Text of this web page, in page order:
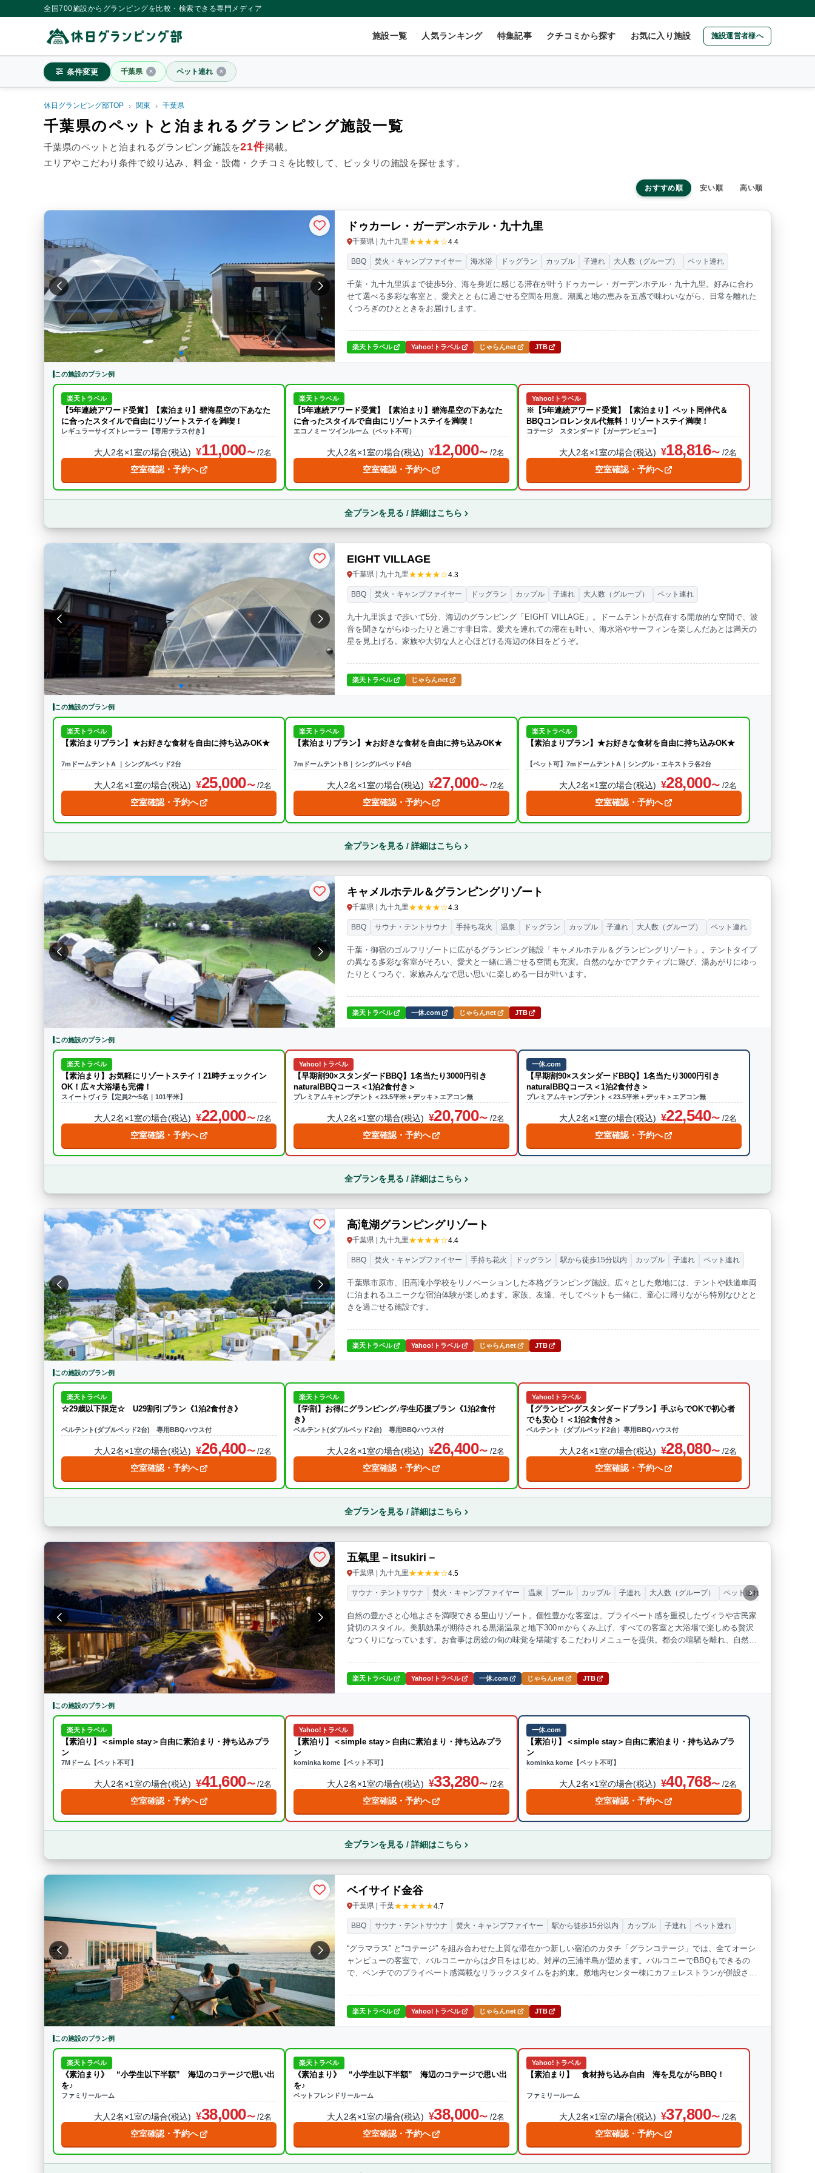
全国700施設からグランピングを比較・検索できる専門メディア
施設一覧 人気ランキング 特集記事 クチコミから探す お気に入り施設 施設運営者様へ
条件変更 千葉県 ペット連れ
千葉県
シチュエーション
大人数(グループ)
ペット連れ
ドームテント コットンテント コテージ・ロッジ バンガロー・キャビン
1組限定貸切
特徴・アクティビティ
BBQ サウナ・テントサウナ 焚火・キャンプファイヤー 手持ち花火 温泉
駅から徒歩15分以内 駅から送迎あり
条件をクリア
休日グランピング部TOP 関東 千葉県
千葉県のペットと泊まれるグランピング施設一覧
千葉県のペットと泊まれるグランピング施設を21件掲載。
エリアやこだわり条件で絞り込み、料金・設備・クチコミを比較して、ピッタリの施設を探せます。
おすすめ順 安い順 高い順
ドゥカーレ・ガーデンホテル・九十九里
千葉県 | 九十九里★★★★☆4.4
千葉・九十九里浜まで徒歩5分、海を身近に感じる滞在が叶うドゥカーレ・ガーデンホテル・九十九里。好みに合わ
せて選べる多彩な客室と、愛犬とともに過ごせる空間を用意。潮風と地の恵みを五感で味わいながら、日常を離れた
くつろぎのひとときをお届けします。
BBQ 焚火・キャンプファイヤー 海水浴 ドッグラン カップル 子連れ 大人数（グループ） ペット連れ
楽天トラベル Yahoo!トラベル じゃらんnet JTB
この施設のプラン例
楽天トラベル
【5年連続アワード受賞】【素泊まり】碧海星空の下あなた
に合ったスタイルで自由にリゾートステイを満喫！
レギュラーサイズトレーラー【専用テラス付き】
大人2名×1室の場合(税込) 11,000 /2名
空室確認・予約へ
楽天トラベル
【5年連続アワード受賞】【素泊まり】碧海星空の下あなた
に合ったスタイルで自由にリゾートステイを満喫！
エコノミー ツインルーム（ペット不可）
大人2名×1室の場合(税込) 12,000 /2名
空室確認・予約へ
Yahoo!トラベル
※【5年連続アワード受賞】【素泊まり】ペット同伴代＆
BBQコンロレンタル代無料！リゾートステイ満喫！
コテージ スタンダード【ガーデンビュー】
大人2名×1室の場合(税込) 18,816 /2名
空室確認・予約へ
全プランを見る / 詳細はこちら
EIGHT VILLAGE
千葉県 | 九十九里★★★★☆4.3
九十九里浜まで歩いて5分、海辺のグランピング「EIGHT VILLAGE」。ドームテントが点在する開放的な空間で、波
音を聞きながらゆったりと過ごす非日常。愛犬を連れての滞在も叶い、海水浴やサーフィンを楽しんだあとは満天の
星を見上げる。家族や大切な人と心ほどける海辺の休日をどうぞ。
BBQ 焚火・キャンプファイヤー ドッグラン カップル 子連れ 大人数（グループ） ペット連れ
楽天トラベル じゃらんnet
この施設のプラン例
楽天トラベル
【素泊まりプラン】★お好きな食材を自由に持ち込みOK★
7mドームテントA ｜シングルベッド2台
大人2名×1室の場合(税込) 25,000 /2名
空室確認・予約へ
楽天トラベル
【素泊まりプラン】★お好きな食材を自由に持ち込みOK★
7mドームテントB｜シングルベッド4台
大人2名×1室の場合(税込) 27,000 /2名
空室確認・予約へ
楽天トラベル
【素泊まりプラン】★お好きな食材を自由に持ち込みOK★
【ペット可】7mドームテントA｜シングル・エキストラ各2台
大人2名×1室の場合(税込) 28,000 /2名
空室確認・予約へ
全プランを見る / 詳細はこちら
キャメルホテル＆グランピングリゾート
千葉県 | 九十九里★★★★☆4.3
千葉・御宿のゴルフリゾートに広がるグランピング施設「キャメルホテル＆グランピングリゾート」。テントタイプ
の異なる多彩な客室がそろい、愛犬と一緒に過ごせる空間も充実。自然のなかでアクティブに遊び、湯あがりにゆっ
たりとくつろぐ、家族みんなで思い思いに楽しめる一日が叶います。
BBQ サウナ・テントサウナ 手持ち花火 温泉 ドッグラン カップル 子連れ 大人数（グループ） ペット連れ
楽天トラベル 一休.com じゃらんnet JTB
この施設のプラン例
楽天トラベル
【素泊まり】お気軽にリゾートステイ！21時チェックイン
OK！広々大浴場も完備！
スイートヴィラ【定員2〜5名｜101平米】
大人2名×1室の場合(税込) 22,000 /2名
空室確認・予約へ
Yahoo!トラベル
【早期割90×スタンダードBBQ】1名当たり3000円引き
naturalBBQコース＜1泊2食付き＞
プレミアムキャンプテント＜23.5平米＋デッキ＞エアコン無
大人2名×1室の場合(税込) 20,700 /2名
空室確認・予約へ
一休.com
【早期割90×スタンダードBBQ】1名当たり3000円引き
naturalBBQコース＜1泊2食付き＞
プレミアムキャンプテント＜23.5平米＋デッキ＞エアコン無
大人2名×1室の場合(税込) 22,540 /2名
空室確認・予約へ
全プランを見る / 詳細はこちら
高滝湖グランピングリゾート
千葉県 | 九十九里★★★★☆4.4
千葉県市原市、旧高滝小学校をリノベーションした本格グランピング施設。広々とした敷地には、テントや鉄道車両
に泊まれるユニークな宿泊体験が楽しめます。家族、友達、そしてペットも一緒に、童心に帰りながら特別なひとと
きを過ごせる施設です。
BBQ 焚火・キャンプファイヤー 手持ち花火 ドッグラン 駅から徒歩15分以内 カップル 子連れ ペット連れ
楽天トラベル Yahoo!トラベル じゃらんnet JTB
この施設のプラン例
楽天トラベル
☆29歳以下限定☆ U29割引プラン《1泊2食付き》
ベルテント(ダブルベッド2台) 専用BBQハウス付
大人2名×1室の場合(税込) 26,400 /2名
空室確認・予約へ
楽天トラベル
【学割】お得にグランピング♪学生応援プラン《1泊2食付
き》
ベルテント(ダブルベッド2台) 専用BBQハウス付
大人2名×1室の場合(税込) 26,400 /2名
空室確認・予約へ
Yahoo!トラベル
【グランピングスタンダードプラン】手ぶらでOKで初心者
でも安心！＜1泊2食付き＞
ベルテント（ダブルベッド2台）専用BBQハウス付
大人2名×1室の場合(税込) 28,080 /2名
空室確認・予約へ
全プランを見る / 詳細はこちら
五氣里－itsukiri－
千葉県 | 九十九里★★★★☆4.5
自然の豊かさと心地よさを満喫できる里山リゾート。個性豊かな客室は、プライベート感を重視したヴィラや古民家
貸切のスタイル。美肌効果が期待される黒湯温泉と地下300ｍからくみ上げ、すべての客室と大浴場で楽しめる贅沢
なつくりになっています。お食事は房総の旬の味覚を堪能するこだわりメニューを提供。都会の喧騒を離れ、自然に
サウナ・テントサウナ 焚火・キャンプファイヤー 温泉 プール カップル 子連れ 大人数（グループ） ペット連れ
楽天トラベル Yahoo!トラベル 一休.com じゃらんnet JTB
この施設のプラン例
楽天トラベル
【素泊り】＜simple stay＞自由に素泊まり・持ち込みプラ
ン
7Mドーム【ペット不可】
大人2名×1室の場合(税込) 41,600 /2名
空室確認・予約へ
Yahoo!トラベル
【素泊り】＜simple stay＞自由に素泊まり・持ち込みプラ
ン
kominka kome【ペット不可】
大人2名×1室の場合(税込) 33,280 /2名
空室確認・予約へ
一休.com
【素泊り】＜simple stay＞自由に素泊まり・持ち込みプラ
ン
kominka kome【ペット不可】
大人2名×1室の場合(税込) 40,768 /2名
空室確認・予約へ
全プランを見る / 詳細はこちら
ベイサイド金谷
千葉県 | 千葉★★★★★4.7
“グラマラス” と“コテージ” を組み合わせた上質な滞在かつ新しい宿泊のカタチ「グランコテージ」では、全てオーシ
ャンビューの客室で、バルコニーからは夕日をはじめ、対岸の三浦半島が望めます。バルコニーでBBQもできるの
で、ベンチでのプライベート感満載なリラックスタイムをお約束。敷地内センター棟にカフェレストランが併設され
BBQ サウナ・テントサウナ 焚火・キャンプファイヤー 駅から徒歩15分以内 カップル 子連れ ペット連れ
楽天トラベル Yahoo!トラベル じゃらんnet JTB
この施設のプラン例
楽天トラベル
《素泊まり》 “小学生以下半額” 海辺のコテージで思い出
を♪
ファミリールーム
大人2名×1室の場合(税込) 38,000 /2名
空室確認・予約へ
楽天トラベル
《素泊まり》 “小学生以下半額” 海辺のコテージで思い出
を♪
ペットフレンドリールーム
大人2名×1室の場合(税込) 38,000 /2名
空室確認・予約へ
Yahoo!トラベル
【素泊まり】 食材持ち込み自由 海を見ながらBBQ！
ファミリールーム
大人2名×1室の場合(税込) 37,800 /2名
空室確認・予約へ